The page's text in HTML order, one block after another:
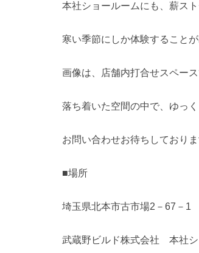
本社ショールームにも、薪ス
寒い季節にしか体験すること
画像は、店舗内打合せスペース
落ち着いた空間の中で、ゆっ
お問い合わせお待ちしておりま
■場所
埼玉県北本市古市場2－67－1
武蔵野ビルド株式会社 本社シ